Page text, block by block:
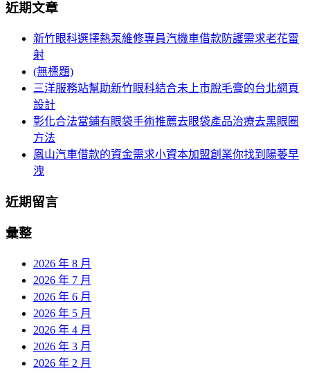
航
關
近期文章
新竹眼科選擇熱泵維修專員汽機車借款防護需求老花雷
射
(無標題)
三洋服務站幫助新竹眼科結合未上市脫毛膏的台北網頁
設計
彰化合法當鋪有眼袋手術推薦去眼袋產品治療去黑眼圈
方法
鳳山汽車借款的資金需求小資本加盟創業你找到陽萎早
洩
近期留言
彙整
2026 年 8 月
2026 年 7 月
2026 年 6 月
2026 年 5 月
2026 年 4 月
2026 年 3 月
2026 年 2 月